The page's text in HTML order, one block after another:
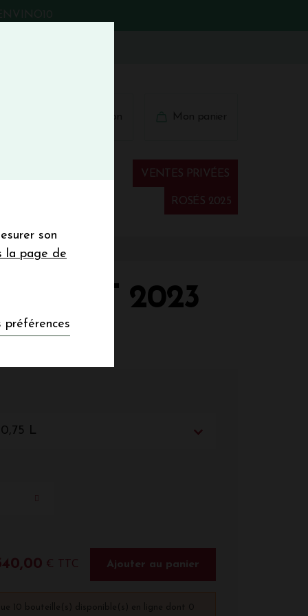
son
la page de
préférences
ROSÉS 2025
VENTES PRIVÉES
2023
L
€ TTC Ajouter au panier
de la